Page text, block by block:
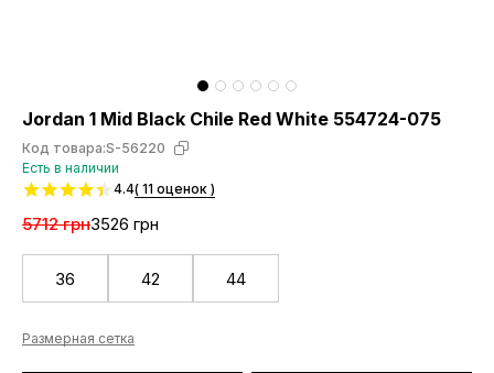
Jordan 1 Mid Black Chile Red White 554724-075
Код товара:S-56220
Есть в наличии
4.4( 11 оценок )
5712 грн3526 грн
36 42 44
Размерная сетка